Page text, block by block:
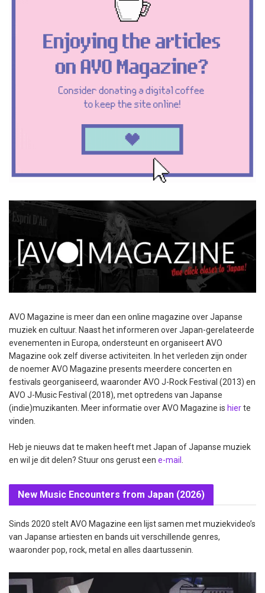
AVO Magazine is meer dan een online magazine over Japanse
muziek en cultuur. Naast het informeren over Japan-gerelateerde
evenementen in Europa, ondersteunt en organiseert AVO
Magazine ook zelf diverse activiteiten. In het verleden zijn onder
de noemer AVO Magazine presents meerdere concerten en
festivals georganiseerd, waaronder AVO J-Rock Festival (2013) en
AVO J-Music Festival (2018), met optredens van Japanse
(indie)muzikanten. Meer informatie over AVO Magazine is hierte
vinden.
Heb je nieuws dat te maken heeft met Japan of Japanse muziek
en wil je dit delen? Stuur ons gerust een e-mail .
New Music Encounters from Japan (2026)
Sinds 2020 stelt AVO Magazine een lijst samen met muziekvideo’s
van Japanse artiesten en bands uit verschillende genres,
waaronder pop, rock, metal en alles daartussenin.